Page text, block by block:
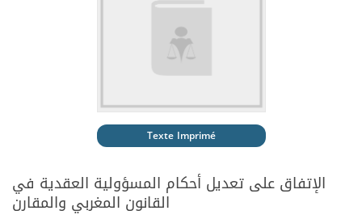
Texte Imprimé
الإتفاق على تعديل أحكام المسؤولية العقدية في
القانون المغربي والمقارن